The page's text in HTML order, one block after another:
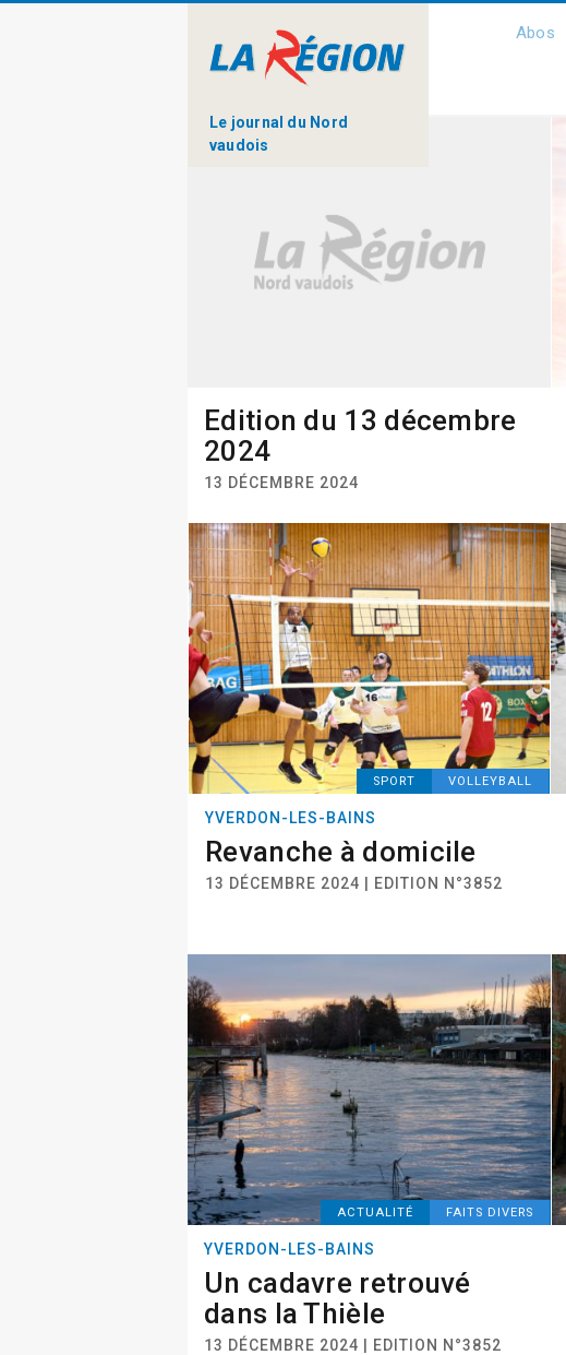
Le journal du Nord
vaudois
Abos
Edition du 13 décembre
2024
13 DÉCEMBRE 2024
SPORT VOLLEYBALL
YVERDON-LES-BAINS
Revanche à domicile
13 DÉCEMBRE 2024 | EDITION N°3852
ACTUALITÉ FAITS DIVERS
YVERDON-LES-BAINS
Un cadavre retrouvé
dans la Thièle
13 DÉCEMBRE 2024 | EDITION N°3852